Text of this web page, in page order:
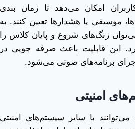
امکان می‌دهد تا زمان ‌بندی
موسیقی یا هشدارها تعیین کنند. به
زنگ‌های شروع و پایان کلاس را
این قابلیت باعث صرفه‌ جویی در
برنامه‌های صوتی می‌شود.
امنیتی
با سایر سیستم‌های امنیتی